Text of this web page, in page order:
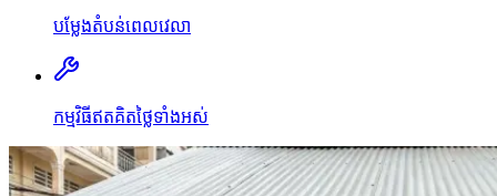
បម្លែងតំបន់ពេលវេលា
កម្មវិធីឥតគិតថ្លៃទាំងអស់